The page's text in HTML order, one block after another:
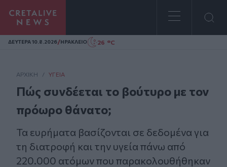
Homepage
ΔΕΥΤΕΡΑ 10.8.2026/ΗΡΑΚΛΕΙΟ 26 °C
ΑΡΧΙΚΗ / ΥΓΕΊΑ
Πώς συνδέεται το βούτυρο με τον
πρόωρο θάνατο;
Τα ευρήματα βασίζονται σε δεδομένα για
τη διατροφή και την υγεία πάνω από
220.000 ατόμων που παρακολουθήθηκαν